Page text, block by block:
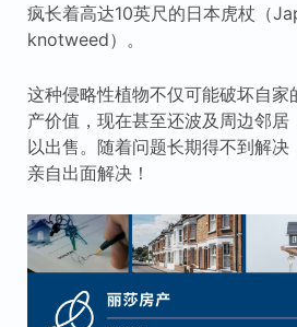
疯长着高达10英尺的日本虎杖（
knotweed）。
这种侵略性植物不仅可能破坏自家
产价值，现在甚至还波及周边邻居
以出售。随着问题长期得不到解决
亲自出面解决！